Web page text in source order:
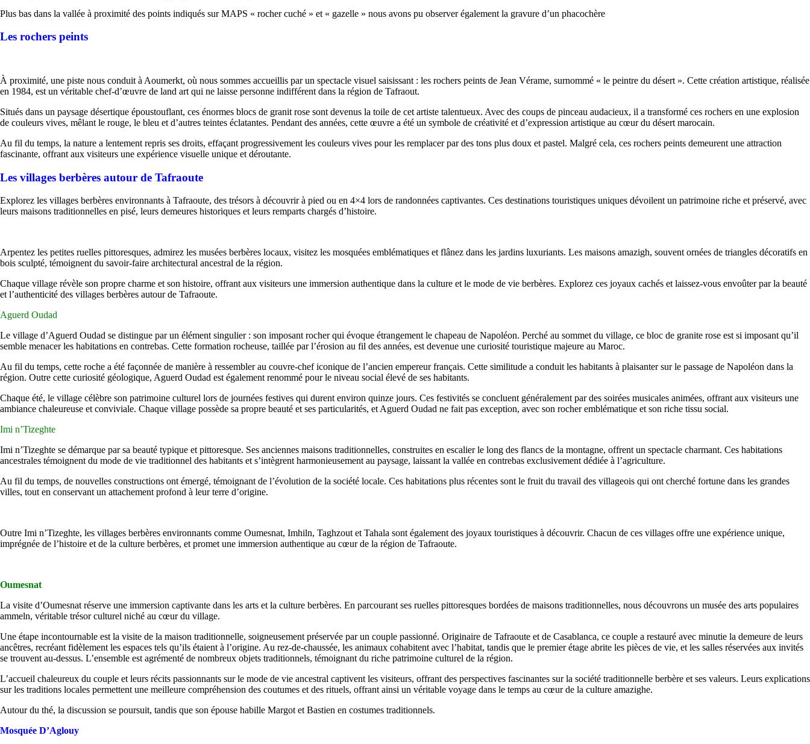
Plus bas dans la vallée à proximité des points indiqués sur MAPS « rocher cuché » et « gazelle » nous avons pu observer également la gravure d’un phacochère
Les rochers peints
À proximité, une piste nous conduit à Aoumerkt, où nous sommes accueillis par un spectacle visuel saisissant : les rochers peints de Jean Vérame, surnommé « le peintre du désert ». Cette création artistique, réalisée
en 1984, est un véritable chef-d’œuvre de land art qui ne laisse personne indifférent dans la région de Tafraout.
Situés dans un paysage désertique époustouflant, ces énormes blocs de granit rose sont devenus la toile de cet artiste talentueux. Avec des coups de pinceau audacieux, il a transformé ces rochers en une explosion
de couleurs vives, mêlant le rouge, le bleu et d’autres teintes éclatantes. Pendant des années, cette œuvre a été un symbole de créativité et d’expression artistique au cœur du désert marocain.
Au fil du temps, la nature a lentement repris ses droits, effaçant progressivement les couleurs vives pour les remplacer par des tons plus doux et pastel. Malgré cela, ces rochers peints demeurent une attraction
fascinante, offrant aux visiteurs une expérience visuelle unique et déroutante.
Les villages berbères autour de Tafraoute
Explorez les villages berbères environnants à Tafraoute, des trésors à découvrir à pied ou en 4×4 lors de randonnées captivantes. Ces destinations touristiques uniques dévoilent un patrimoine riche et préservé, avec
leurs maisons traditionnelles en pisé, leurs demeures historiques et leurs remparts chargés d’histoire.
Arpentez les petites ruelles pittoresques, admirez les musées berbères locaux, visitez les mosquées emblématiques et flânez dans les jardins luxuriants. Les maisons amazigh, souvent ornées de triangles décoratifs en
bois sculpté, témoignent du savoir-faire architectural ancestral de la région.
Chaque village révèle son propre charme et son histoire, offrant aux visiteurs une immersion authentique dans la culture et le mode de vie berbères. Explorez ces joyaux cachés et laissez-vous envoûter par la beauté
et l’authenticité des villages berbères autour de Tafraoute.
Aguerd Oudad
Le village d’Aguerd Oudad se distingue par un élément singulier : son imposant rocher qui évoque étrangement le chapeau de Napoléon. Perché au sommet du village, ce bloc de granite rose est si imposant qu’il
semble menacer les habitations en contrebas. Cette formation rocheuse, taillée par l’érosion au fil des années, est devenue une curiosité touristique majeure au Maroc.
Au fil du temps, cette roche a été façonnée de manière à ressembler au couvre-chef iconique de l’ancien empereur français. Cette similitude a conduit les habitants à plaisanter sur le passage de Napoléon dans la
région. Outre cette curiosité géologique, Aguerd Oudad est également renommé pour le niveau social élevé de ses habitants.
Chaque été, le village célèbre son patrimoine culturel lors de journées festives qui durent environ quinze jours. Ces festivités se concluent généralement par des soirées musicales animées, offrant aux visiteurs une
ambiance chaleureuse et conviviale. Chaque village possède sa propre beauté et ses particularités, et Aguerd Oudad ne fait pas exception, avec son rocher emblématique et son riche tissu social.
Imi n’Tizeghte
Imi n’Tizeghte se démarque par sa beauté typique et pittoresque. Ses anciennes maisons traditionnelles, construites en escalier le long des flancs de la montagne, offrent un spectacle charmant. Ces habitations
ancestrales témoignent du mode de vie traditionnel des habitants et s’intègrent harmonieusement au paysage, laissant la vallée en contrebas exclusivement dédiée à l’agriculture.
Au fil du temps, de nouvelles constructions ont émergé, témoignant de l’évolution de la société locale. Ces habitations plus récentes sont le fruit du travail des villageois qui ont cherché fortune dans les grandes
villes, tout en conservant un attachement profond à leur terre d’origine.
Outre Imi n’Tizeghte, les villages berbères environnants comme Oumesnat, Imhiln, Taghzout et Tahala sont également des joyaux touristiques à découvrir. Chacun de ces villages offre une expérience unique,
imprégnée de l’histoire et de la culture berbères, et promet une immersion authentique au cœur de la région de Tafraoute.
Oumesnat
La visite d’Oumesnat réserve une immersion captivante dans les arts et la culture berbères. En parcourant ses ruelles pittoresques bordées de maisons traditionnelles, nous découvrons un musée des arts populaires
ammeln, véritable trésor culturel niché au cœur du village.
Une étape incontournable est la visite de la maison traditionnelle, soigneusement préservée par un couple passionné. Originaire de Tafraoute et de Casablanca, ce couple a restauré avec minutie la demeure de leurs
ancêtres, recréant fidèlement les espaces tels qu’ils étaient à l’origine. Au rez-de-chaussée, les animaux cohabitent avec l’habitat, tandis que le premier étage abrite les pièces de vie, et les salles réservées aux invités
se trouvent au-dessus. L’ensemble est agrémenté de nombreux objets traditionnels, témoignant du riche patrimoine culturel de la région.
L’accueil chaleureux du couple et leurs récits passionnants sur le mode de vie ancestral captivent les visiteurs, offrant des perspectives fascinantes sur la société traditionnelle berbère et ses valeurs. Leurs explications
sur les traditions locales permettent une meilleure compréhension des coutumes et des rituels, offrant ainsi un véritable voyage dans le temps au cœur de la culture amazighe.
Autour du thé, la discussion se poursuit, tandis que son épouse habille Margot et Bastien en costumes traditionnels.
Mosquée D’Aglouy